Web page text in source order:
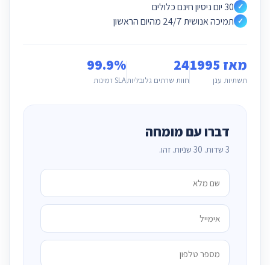
✓ 30 יום ניסיון חינם כלולים
✓ תמיכה אנושית 24/7 מהיום הראשון
מאז 1995
תשתיות ענן
24
חוות שרתים גלובליות
99.9%
SLA זמינות
דברו עם מומחה
3 שדות. 30 שניות. זהו.